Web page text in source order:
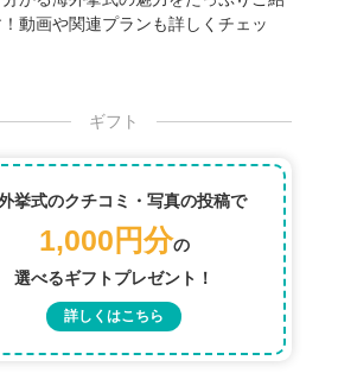
動画や関連プランも詳しくチェッ
ギフト
挙式のクチコミ・写真の投稿で
1,000円分の
選べるギフトプレゼント！
詳しくはこちら